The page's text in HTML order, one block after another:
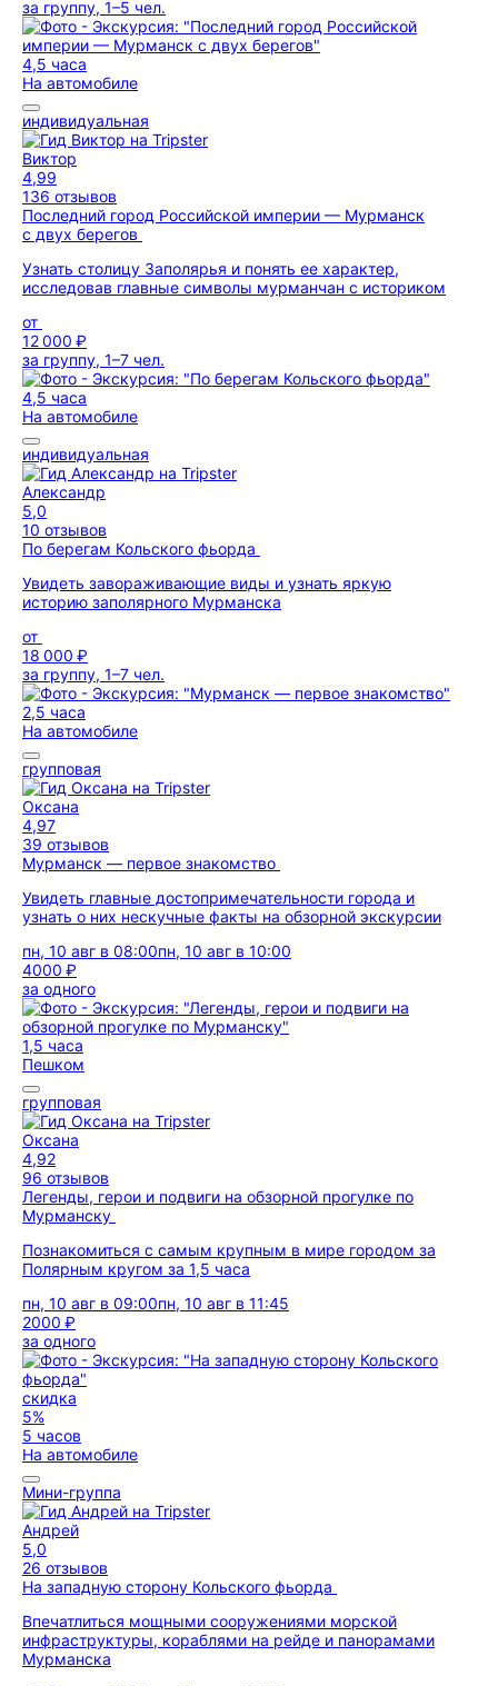
за группу, 1–5 чел.
4,5 часа
На автомобиле
индивидуальная
Виктор
4,99
136 отзывов
Последний город Российской империи — Мурманск
с двух берегов
Узнать столицу Заполярья и понять ее характер,
исследовав главные символы мурманчан с историком
от
12 000 ₽
за группу, 1–7 чел.
4,5 часа
На автомобиле
индивидуальная
Александр
5,0
10 отзывов
По берегам Кольского фьорда
Увидеть завораживающие виды и узнать яркую
историю заполярного Мурманска
от
18 000 ₽
за группу, 1–7 чел.
2,5 часа
На автомобиле
групповая
Оксана
4,97
39 отзывов
Мурманск — первое знакомство
Увидеть главные достопримечательности города и
узнать о них нескучные факты на обзорной экскурсии
пн, 10 авг в 08:00пн, 10 авг в 10:00
4000 ₽
за одного
1,5 часа
Пешком
групповая
Оксана
4,92
96 отзывов
Легенды, герои и подвиги на обзорной прогулке по
Мурманску
Познакомиться с самым крупным в мире городом за
Полярным кругом за 1,5 часа
пн, 10 авг в 09:00пн, 10 авг в 11:45
2000 ₽
за одного
скидка
5%
5 часов
На автомобиле
Мини-группа
Андрей
5,0
26 отзывов
На западную сторону Кольского фьорда
Впечатлиться мощными сооружениями морской
инфраструктуры, кораблями на рейде и панорамами
Мурманска